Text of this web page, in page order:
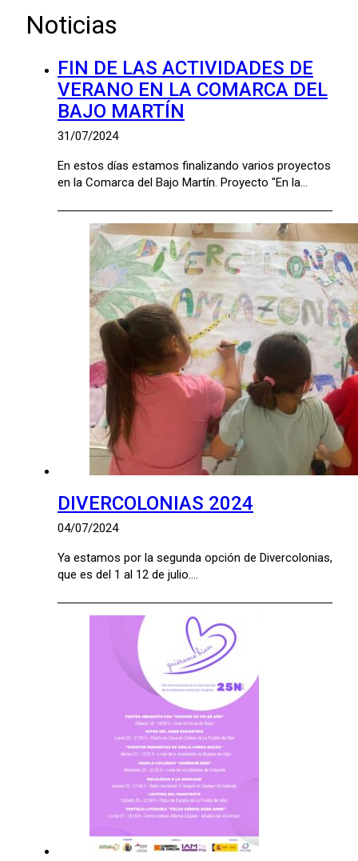
Noticias
FIN DE LAS ACTIVIDADES DE
VERANO EN LA COMARCA DEL
BAJO MARTÍN
31/07/2024
En estos días estamos finalizando varios proyectos
en la Comarca del Bajo Martín. Proyecto "En la…
DIVERCOLONIAS 2024
04/07/2024
Ya estamos por la segunda opción de Divercolonias,
que es del 1 al 12 de julio.…